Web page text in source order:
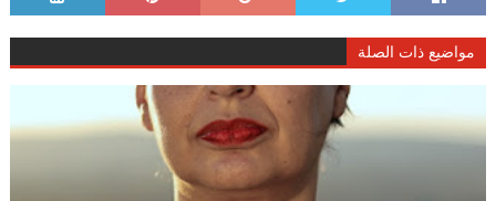
مواضيع ذات الصلة